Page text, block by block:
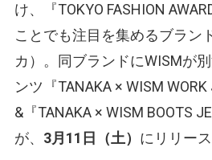
け、『TOKYO FASHION
ことでも注目を集めるブラン
カ）。同ブランドにWISMが
ンツ『TANAKA × WISM WORK
&『TANAKA × WISM BOOTS
が、 3月11日（土） にリリース